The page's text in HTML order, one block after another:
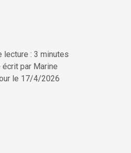
lecture : 3 minutes
écrit par Marine
le 17/4/2026